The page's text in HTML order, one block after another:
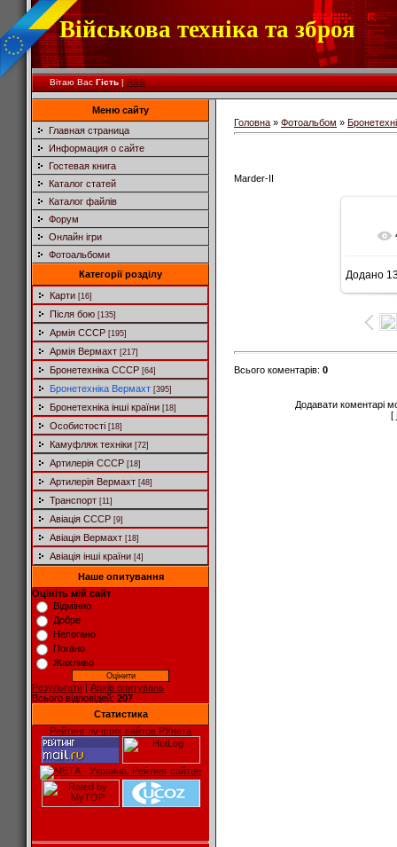
Військова техніка та зброя
Вітаю Вас Гість|RSS
Меню сайту
Главная страница
Информация о сайте
Гостевая книга
Каталог статей
Каталог файлів
Форум
Онлайн ігри
Фотоальбоми
Категорії розділу
Карти [16]
Після бою [135]
Армія СССР [195]
Армія Вермахт [217]
Бронетехніка СССР [64]
Бронетехніка Вермахт [395]
Бронетехніка інші країни [18]
Особистості [18]
Камуфляж техніки [72]
Артилерія СССР [18]
Артилерія Вермахт [48]
Транспорт [11]
Авіація СССР [9]
Авіація Вермахт [18]
Авіація інші країни [4]
Наше опитування
Оцініть мій сайт
Відмінно
Добре
Непогано
Погано
Жахливо
Результати | Архів опитувань
Всього відповідей: 207
Статистика
Рейтинг лучших сайтов РУнета
Головна » Фотоальбом »
Marder-II
Додано
Всього коментарів: 0
Додавати коментарі
[